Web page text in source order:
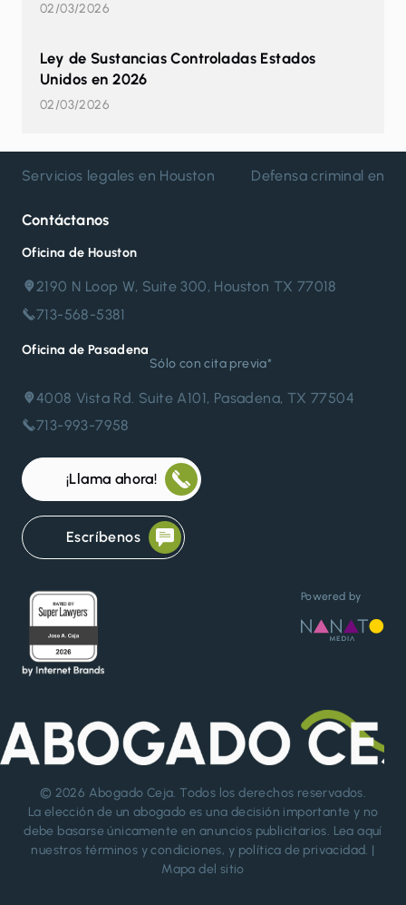
02/03/2026
Ley de Sustancias Controladas Estados
Unidos en 2026
02/03/2026
Servicios legales en Houston Defensa criminal en
Contáctanos
Oficina de Houston
2190 N Loop W, Suite 300, Houston TX 77018
713-568-5381
Oficina de Pasadena
Sólo con cita previa*
4008 Vista Rd. Suite A101, Pasadena, TX 77504
713-993-7958
¡Llama ahora!
Escríbenos
Powered by
© 2026 Abogado Ceja. Todos los derechos reservados.
La elección de un abogado es una decisión importante y no
debe basarse únicamente en anuncios publicitarios. Lea aquí
nuestrostérminos y condiciones, y política de privacidad. |
Mapa del sitio